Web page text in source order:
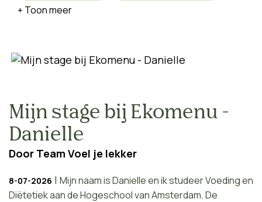
FOOD FOR HEALTH
VARIATIE
SEIZOEN
KOOLHYDRAATBEWUST
Mijn stage bij Ekomenu -
Danielle
Door Team Voel je lekker
8-07-2026 | Mijn naam is Danielle en ik studeer Voeding en
Diëtetiek aan de Hogeschool van Amsterdam. De